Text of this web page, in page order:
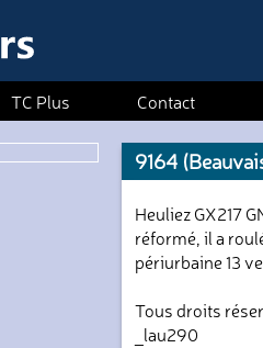
TC Plus Contact
9164
Heuliez GX217
réformé, il a
périurbaine 13
Tous droits
_lau290